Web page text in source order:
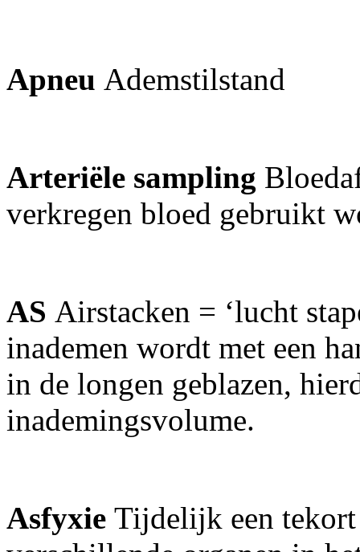
Apneu Ademstilstand
Arteriële sampling
verkregen bloed gebruikt
AS Airstacken = ‘lucht
inademen wordt met een
in de longen geblazen,
inademingsvolume.
Asfyxie Tijdelijk een tekort